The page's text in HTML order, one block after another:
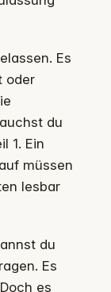
Es
oder
du
1. Ein
müssen
lesbar
du
Es
es